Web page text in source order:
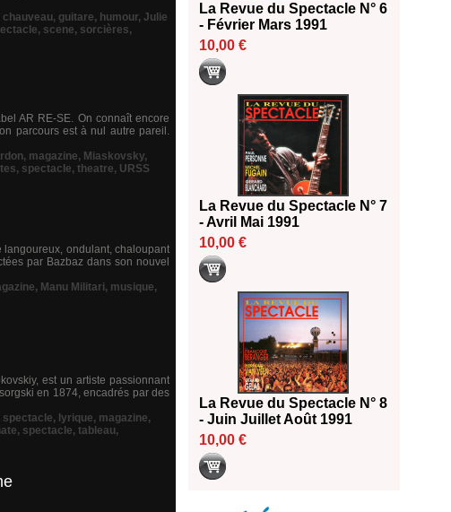
chauveau, guitare, humour, Julie
, scene, sorcières,
AR RE-SE. On connaît encore
parcours est à nul autre pareil.
, magazine, Miaskovsky,
, spectacle, theatre, URSS
ondulant, chaloupant
par Bazbaz dans son nouvel
, Manu Militari, musique,
est un artiste passionnant
en 1874, encadrés par des
spectacle, lyrique, magazine,
, spectacle, tableau,
La Revue du Spectacle N° 6
- Février Mars 1991
10,00 €
La Revue du Spectacle N° 7
- Avril Mai 1991
10,00 €
La Revue du Spectacle N° 8
- Juin Juillet Août 1991
10,00 €